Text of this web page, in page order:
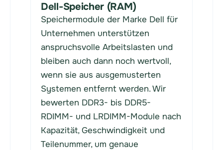
Dell-Speicher (RAM)
Speichermodule der Marke Dell für
Unternehmen unterstützen
anspruchsvolle Arbeitslasten und
bleiben auch dann noch wertvoll,
wenn sie aus ausgemusterten
Systemen entfernt werden. Wir
bewerten DDR3- bis DDR5-
RDIMM- und LRDIMM-Module nach
Kapazität, Geschwindigkeit und
Teilenummer, um genaue